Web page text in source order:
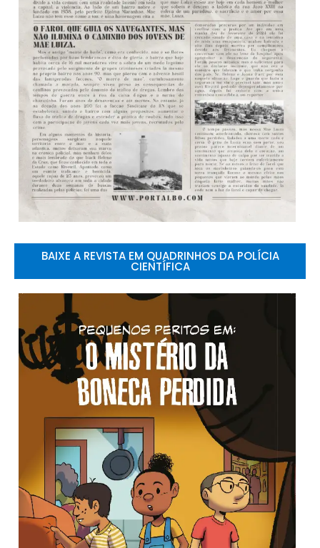
BAIXE A REVISTA EM QUADRINHOS DA POLÍCIA
CIENTÍFICA